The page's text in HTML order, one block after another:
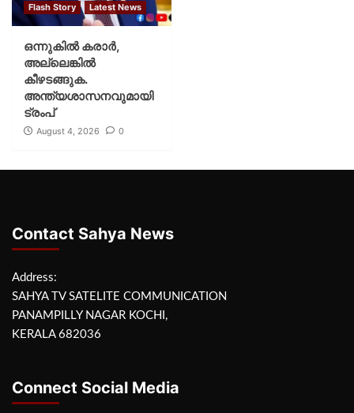
Flash Story Latest News
ഒന്നുകില്‍ കരാര്‍,
അല്ലെങ്കില്‍
കീഴടങ്ങുക.
അന്ത്യശാസനവുമായി
ട്രംപ്
August 4, 2026 0
Contact Sahya News
Address:
SAHYA TV SATELITE COMMUNICATION
PANAMPILLY NAGAR KOCHI,
KERALA 682036
Connect Social Media